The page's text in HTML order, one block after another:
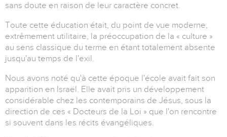
sans doute en raison de leur caractère concret.
Toute cette éducation était, du point de vue moderne,
extrêmement utilitaire, la préoccupation de la « culture »
au sens classique du terme en étant totalement absente
jusqu'au temps de l'exil.
Nous avons noté qu'à cette époque l'école avait fait son
apparition en Israël. Elle avait pris un développement
considérable chez les contemporains de Jésus, sous la
direction de ces « Docteurs de la Loi » que l'on rencontre
si souvent dans les récits évangéliques.